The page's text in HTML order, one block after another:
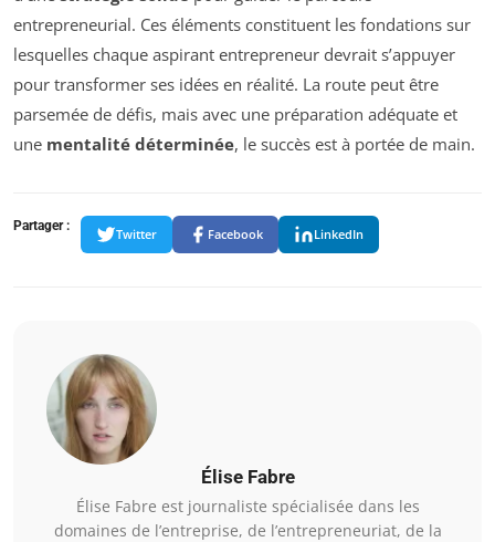
entrepreneurial. Ces éléments constituent les fondations sur
lesquelles chaque aspirant entrepreneur devrait s’appuyer
pour transformer ses idées en réalité. La route peut être
parsemée de défis, mais avec une préparation adéquate et
une mentalité déterminée, le succès est à portée de main.
Partager :
Twitter Facebook LinkedIn
Élise Fabre
Élise Fabre est journaliste spécialisée dans les
domaines de l’entreprise, de l’entrepreneuriat, de la